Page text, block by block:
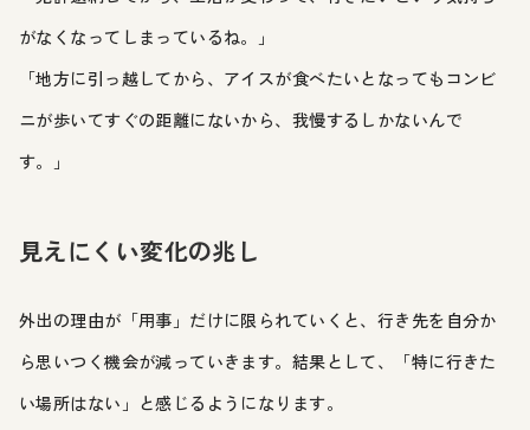
がなくなってしまっているね。」
「地方に引っ越してから、アイスが食べたいとなってもコンビ
ニが歩いてすぐの距離にないから、我慢するしかないんで
す。」
見えにくい変化の兆し
外出の理由が「用事」だけに限られていくと、行き先を自分か
ら思いつく機会が減っていきます。結果として、「特に行きた
い場所はない」と感じるようになります。